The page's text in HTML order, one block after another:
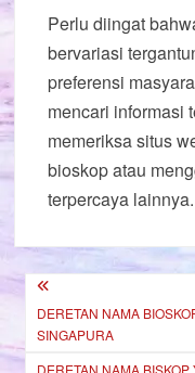
Perlu diingat
bervariasi
preferensi
mencari informasi
memeriksa situs
bioskop atau
terpercaya lainnya.
Post
navigation
DERETAN NAMA
SINGAPURA
DERETAN NAMA